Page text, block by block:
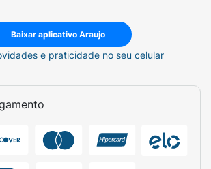
Baixar aplicativo Araujo
e praticidade no seu celular